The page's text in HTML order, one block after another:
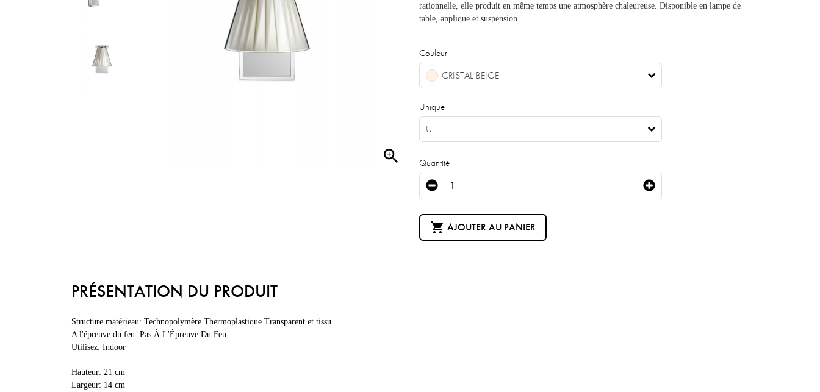

rationnelle, elle produit en même temps une atmosphère chaleureuse. Disponible en lampe de
table, applique et suspension.
Couleur
CRISTAL BEIGE
Unique
U
Quantité
 AJOUTER AU PANIER
PRÉSENTATION DU PRODUIT
Structure matérieau: Technopolymère Thermoplastique Transparent et tissu
A l'épreuve du feu: Pas À L'Épreuve Du Feu
Utilisez: Indoor
Hauteur: 21 cm
Largeur: 14 cm